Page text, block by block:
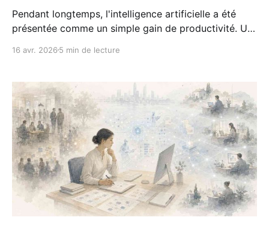
Pendant longtemps, l'intelligence artificielle a été
présentée comme un simple gain de productivité. Un
synthétiser, rechercher ou automatiser quelques
dominante dans beaucoup d'entreprises. Et c'est
précisément le
16 avr. 2026 5 min de lecture